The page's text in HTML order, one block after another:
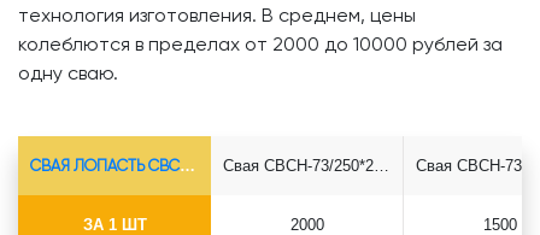
технология изготовления. В среднем, цены
колеблются в пределах от 2000 до 10000 рублей за
одну сваю.
СВАЯ ЛОПАСТЬ СВСН-Ø73*5.5
ЗА 1 ШТ 2000 1500